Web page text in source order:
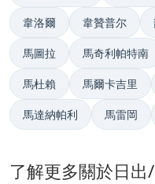
韋洛爾 韋贊普尔
馬圖拉 馬奇利帕特南
馬杜賴 馬爾卡吉里
馬達納帕利 馬雷岡
了解更多關於日出